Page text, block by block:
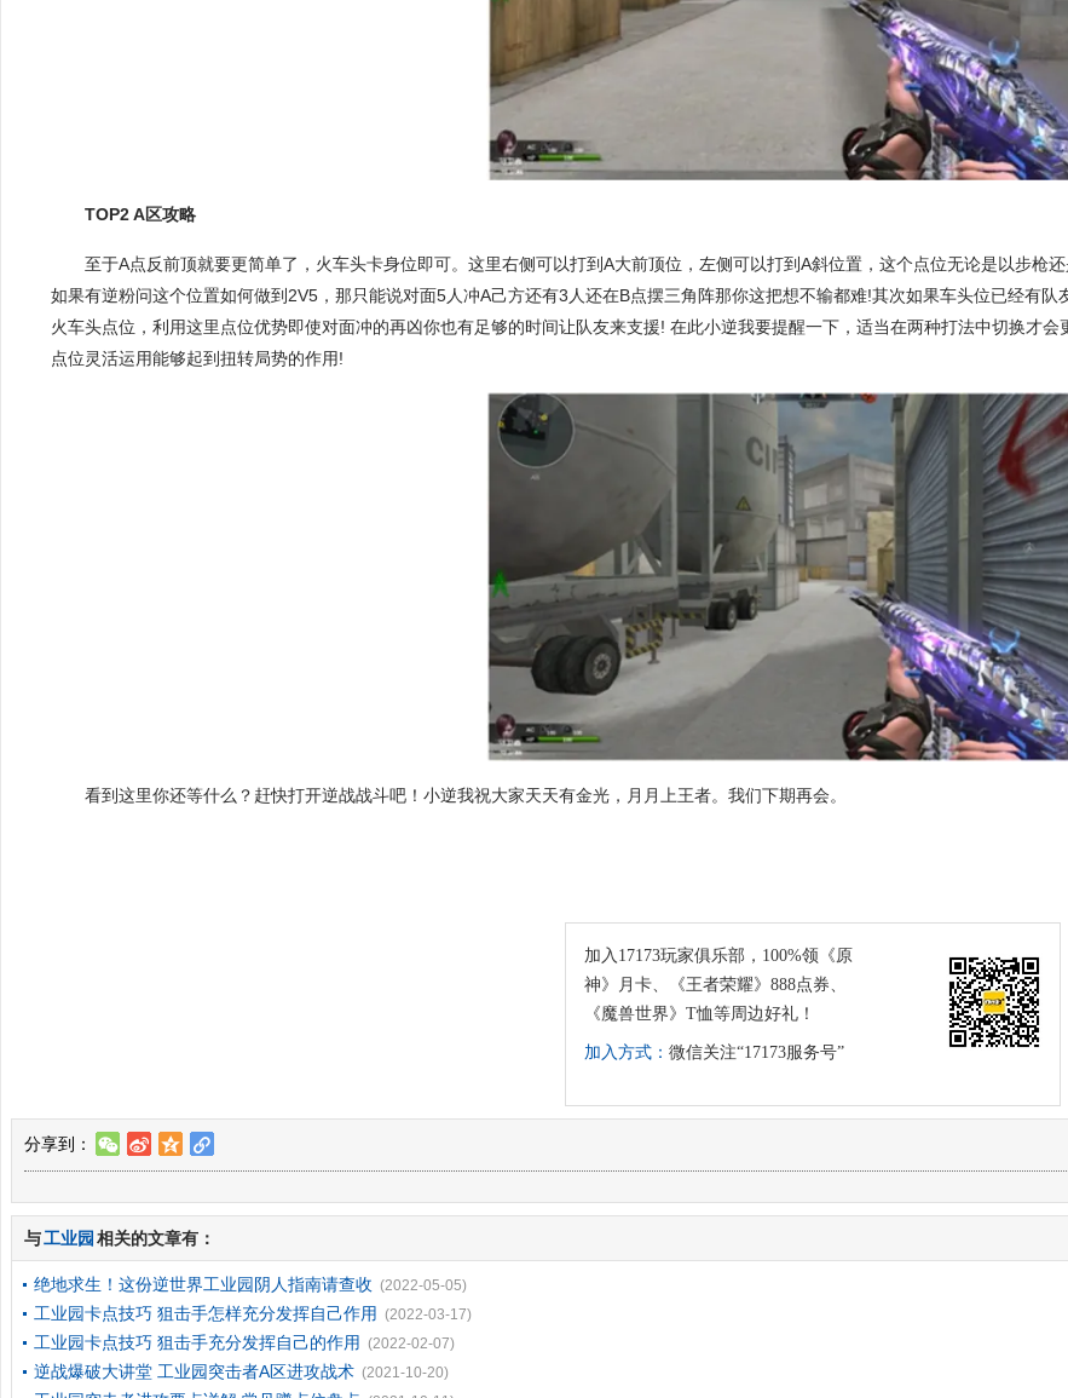
TOP2 A区攻略
至于A点反前顶就要更简单了，火车头卡身位即可。这里右侧可以打到A大前顶位，左侧可以打到A斜位置，这个点位无论是以步枪
如果有逆粉问这个位置如何做到2V5，那只能说对面5人冲A己方还有3人还在B点摆三角阵那你这把想不输都难!其次如果车头位已经有
火车头点位，利用这里点位优势即使对面冲的再凶你也有足够的时间让队友来支援! 在此小逆我要提醒一下，适当在两种打法中切换才
点位灵活运用能够起到扭转局势的作用!
看到这里你还等什么？赶快打开逆战战斗吧！小逆我祝大家天天有金光，月月上王者。我们下期再会。
加入17173玩家俱乐部，100%领《原
神》月卡、《王者荣耀》888点券、
《魔兽世界》T恤等周边好礼！
加入方式： 微信关注“17173服务号”
分享到： w t z l
与工业园 相关的文章有：
绝地求生！这份逆世界工业园阴人指南请查收 (2022-05-05)
工业园卡点技巧 狙击手怎样充分发挥自己作用 (2022-03-17)
工业园卡点技巧 狙击手充分发挥自己的作用 (2022-02-07)
逆战爆破大讲堂 工业园突击者A区进攻战术 (2021-10-20)